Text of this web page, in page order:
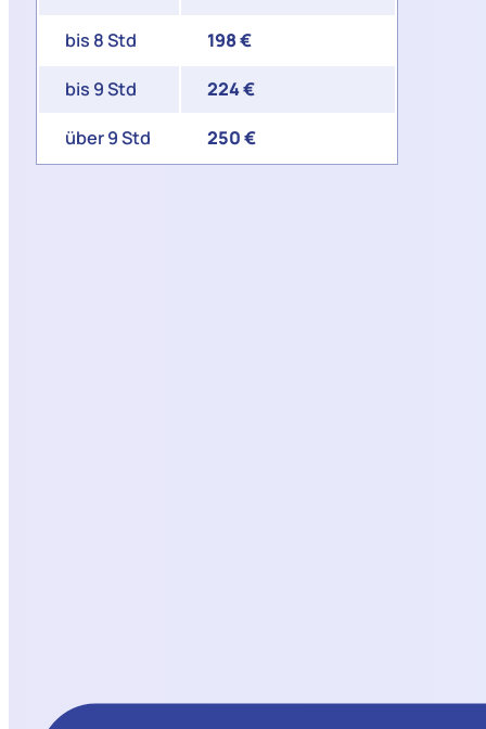
bis 8 Std 198 €
bis 9 Std 224 €
über 9 Std 250 €